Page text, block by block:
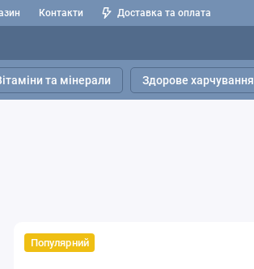
Контакти Доставка та оплата
та мінерали Здорове харчування
Популярний